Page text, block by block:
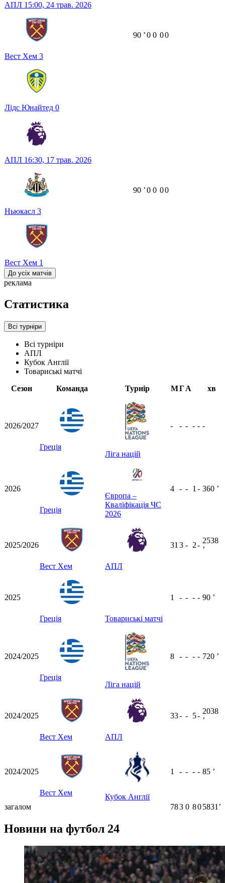
АПЛ 15:00, 24 трав. 2026
Вест Хем 3
Лідс Юнайтед 0
90 ʼ0 0 00
АПЛ 16:30, 17 трав. 2026
Ньюкасл 3
Вест Хем 1
90 ʼ0 0 00
До усіх матчів
реклама
Статистика
Всі турніри
Всі турніри
АПЛ
Кубок Англії
Товариські матчі
Сезон
Команда Турнір МГА хв
2026/2027
Греція
Ліга націй
- - - - - -
2026
Греція
Європа –
Кваліфікація ЧС
2026
4 - - 1 - 360 ʼ
2025/2026
Вест Хем АПЛ
31 3 - 2-
2538
ʼ
2025
Греція Товариські матчі
1 - - - - 90 ʼ
2024/2025
Греція
Ліга націй
8 - - - - 720 ʼ
2024/2025
Вест Хем АПЛ
33- - 5-
2038
ʼ
2024/2025
Вест Хем Кубок Англії
1 - - - - 85 ʼ
загалом 783 0 805831ʼ
Новини на футбол 24